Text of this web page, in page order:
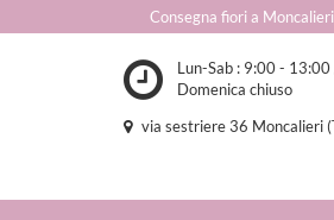
Consegna fiori a
Lun-Sab : 9:00 -
Domenica chiuso
via sestriere 36 Moncalieri